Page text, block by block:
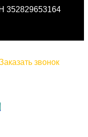
352829653164
звонок